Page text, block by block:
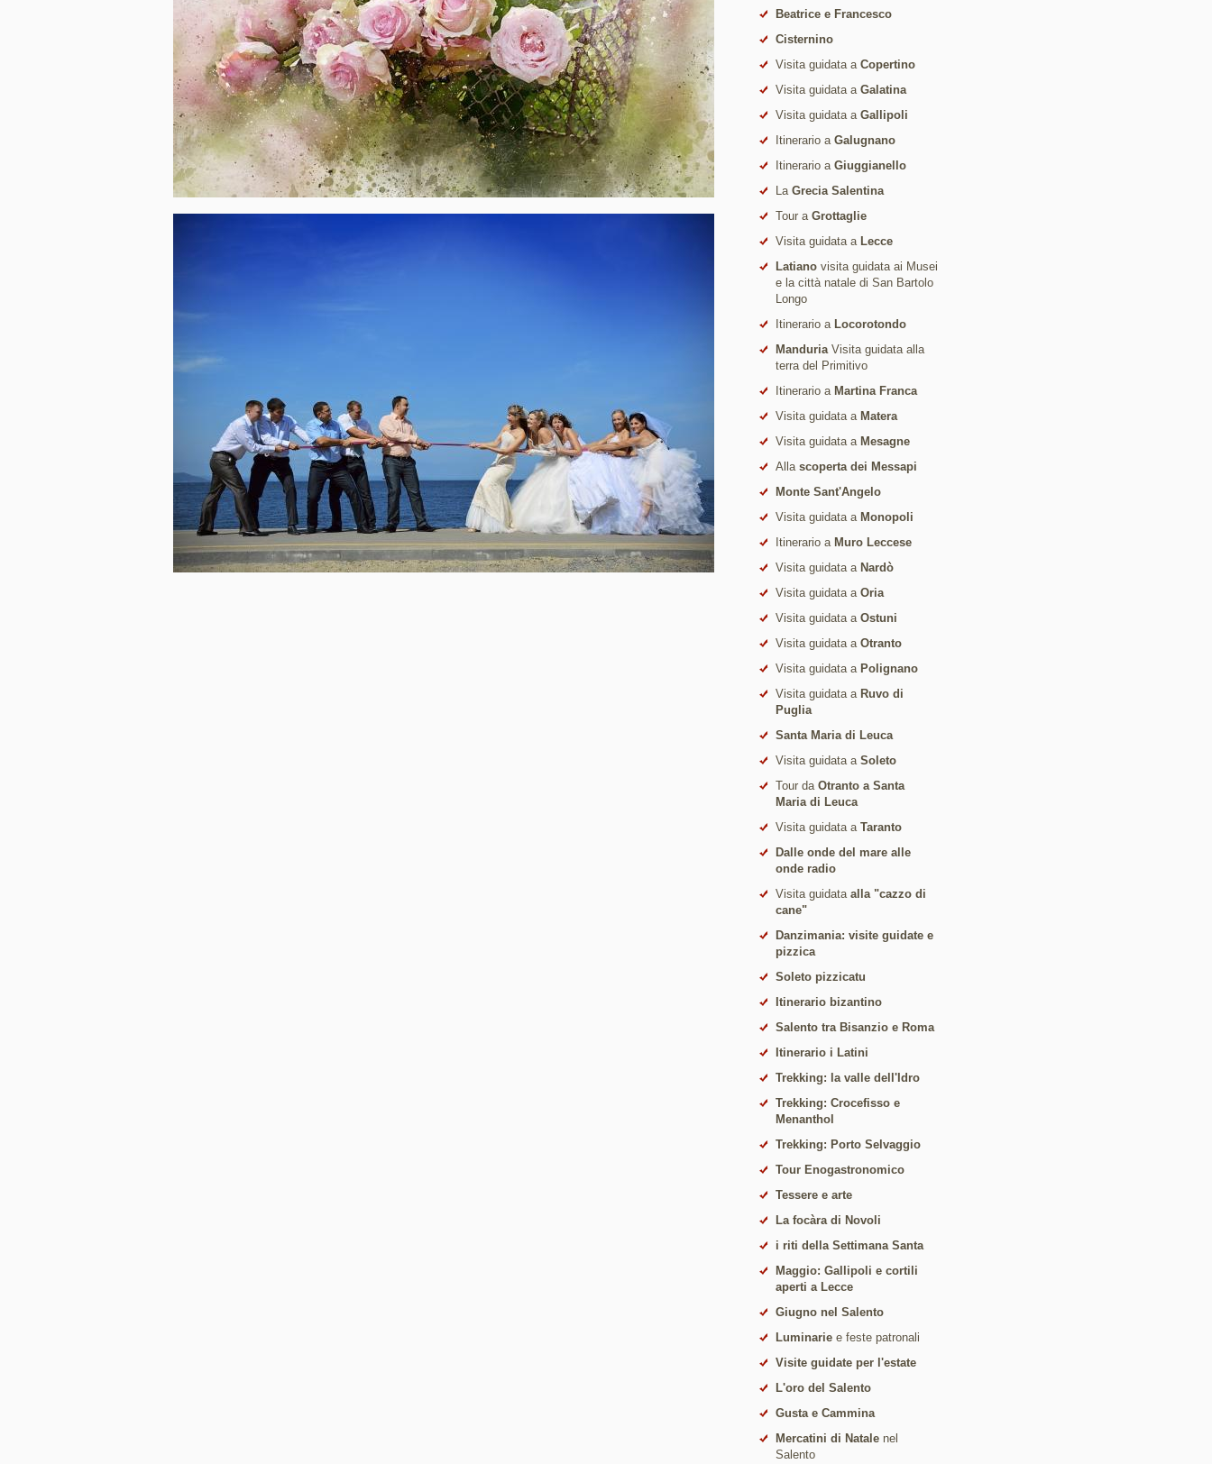
Beatrice e Francesco
Cisternino
Visita guidata a Copertino
Visita guidata a Galatina
Visita guidata a Gallipoli
Itinerario a Galugnano
Itinerario a Giuggianello
La Grecia Salentina
Tour a Grottaglie
Visita guidata a Lecce
Latiano visita guidata ai Musei
e la città natale di San Bartolo
Longo
Itinerario a Locorotondo
ManduriaVisita guidata alla
terra del Primitivo
Itinerario a Martina Franca
Visita guidata a Matera
Visita guidata a Mesagne
Alla scoperta dei Messapi
Monte Sant'Angelo
Visita guidata a Monopoli
Itinerario a Muro Leccese
Visita guidata a Nardò
Visita guidata a Oria
Visita guidata a Ostuni
Visita guidata a Otranto
Visita guidata a Polignano
Visita guidata a Ruvo di
Puglia
Santa Maria di Leuca
Visita guidata a Soleto
Tour da Otranto a Santa
Maria di Leuca
Visita guidata a Taranto
Dalle onde del mare alle
onde radio
Visita guidata alla "cazzo di
cane"
Danzimania: visite guidate e
pizzica
Soleto pizzicatu
Itinerario bizantino
Salento tra Bisanzio e Roma
Itinerario i Latini
Trekking: la valle dell'Idro
Trekking: Crocefisso e
Menanthol
Trekking: Porto Selvaggio
Tour Enogastronomico
Tessere e arte
La focàra di Novoli
i riti della Settimana Santa
Maggio: Gallipoli e cortili
aperti a Lecce
Giugno nel Salento
Luminarie e feste patronali
Visite guidate per l'estate
L'oro del Salento
Gusta e Cammina
Mercatini di Natale nel
Salento